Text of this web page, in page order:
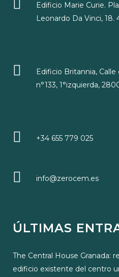
Edificio Marie Curie.
Leonardo Da Vinci, 18.
Edificio Britannia,
n°133, 1°izquierda,
+34 655 779 025
info@zerocem.es
ÚLTIMAS
The Central House Granada:
edificio existente del centro